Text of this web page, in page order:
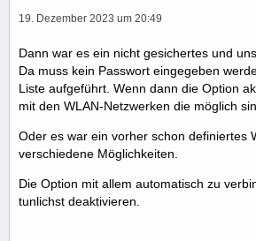
19. Dezember 2023 um 20:49
Dann war es ein nicht gesichertes und
Da muss kein Passwort eingegeben
Liste aufgeführt. Wenn dann die Option
mit den WLAN-Netzwerken die möglich
Oder es war ein vorher schon definiertes
verschiedene Möglichkeiten.
Die Option mit allem automatisch zu
tunlichst deaktivieren.